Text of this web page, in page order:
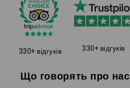
330+ відгуків 330+ відгуків
Що говорять про